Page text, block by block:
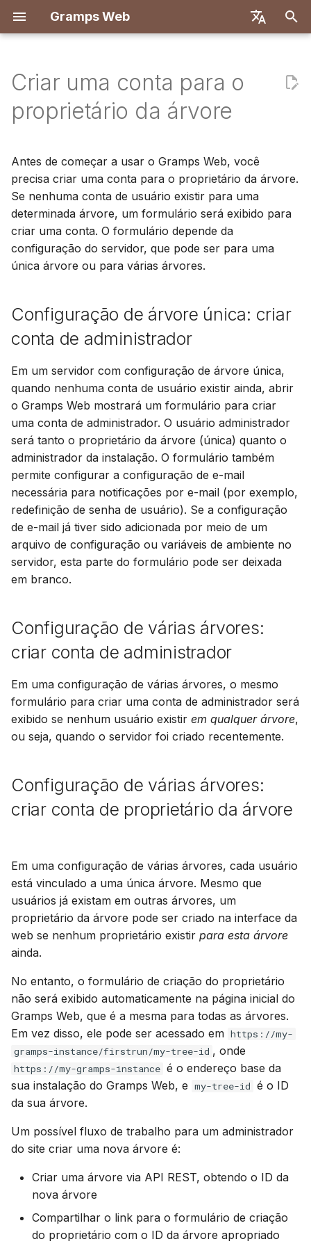
Gramps Web
Deutsch
Tiếng Việt
Türkçe
Русский
Português
Українська
c
l
i
z
a
d
o
a
p
e
s
q
u
s
Recursos
Primeiros passos
Instalação e
Implantação
Implantar com Docker
DigitalOcean
TrueNAS
Administração do
servidor
Sistema de usuários
Autenticação OIDC
Configurar chat de IA
Configuração multi-
Personalização do
Atualização
Hospedagem de mídia
S3
Limitar uso de CPU e
memória
Telemetria
Guia de atualização
Gramps 5.2
Guia de atualização
Configuração de árvore
única: criar conta de
administrador
Configuração de várias
árvores: criar conta de
administrador
Configuração de várias
árvores: criar conta de
proprietário da árvore
Introdução Registro
Explorar a sua árvore
Pesquisa
Linha do tempo
Mapa
Editar dados
Adicionar arquivos de
Usar o blog
Gerenciar tarefas
Etiquetas
Editar na árvore
DNA
Visão geral
Navegador de
cromossomos
DNA-Y
Ferramentas de
Relatórios
Histórico
Histórico de revisões
Avançado
Filtros GQL
Pesquisa externa
Configurações do
Notificações
Visão geral Introdução
Especificação da API
Consultas manuais
Frontend
Introdução
Arquitetura
Tradução
Criar uma conta para o
proprietário da árvore
Antes de começar a usar o Gramps Web, você
precisa criar uma conta para o proprietário da árvore.
Se nenhuma conta de usuário existir para uma
determinada árvore, um formulário será exibido para
criar uma conta. O formulário depende da
configuração do servidor, que pode ser para uma
única árvore ou para várias árvores.
Configuração de árvore única: criar
conta de administrador
Em um servidor com configuração de árvore única,
quando nenhuma conta de usuário existir ainda, abrir
o Gramps Web mostrará um formulário para criar
uma conta de administrador. O usuário administrador
será tanto o proprietário da árvore (única) quanto o
administrador da instalação. O formulário também
permite configurar a configuração de e-mail
necessária para notificações por e-mail (por exemplo,
redefinição de senha de usuário). Se a configuração
de e-mail já tiver sido adicionada por meio de um
arquivo de configuração ou variáveis de ambiente no
servidor, esta parte do formulário pode ser deixada
em branco.
Configuração de várias árvores:
criar conta de administrador
Em uma configuração de várias árvores, o mesmo
formulário para criar uma conta de administrador será
exibido se nenhum usuário existir em qualquer árvore,
ou seja, quando o servidor foi criado recentemente.
Configuração de várias árvores:
criar conta de proprietário da árvore
Em uma configuração de várias árvores, cada usuário
está vinculado a uma única árvore. Mesmo que
usuários já existam em outras árvores, um
proprietário da árvore pode ser criado na interface da
web se nenhum proprietário existir para esta árvore
ainda.
No entanto, o formulário de criação do proprietário
não será exibido automaticamente na página inicial do
Gramps Web, que é a mesma para todas as árvores.
Em vez disso, ele pode ser acessado em https://my-
gramps-instance/firstrun/my-tree-id , onde
https://my-gramps-instance é o endereço base da
sua instalação do Gramps Web, e my-tree-id é o ID
da sua árvore.
Um possível fluxo de trabalho para um administrador
do site criar uma nova árvore é:
Criar uma árvore via API REST, obtendo o ID da
nova árvore
Compartilhar o link para o formulário de criação
do proprietário com o ID da árvore apropriado